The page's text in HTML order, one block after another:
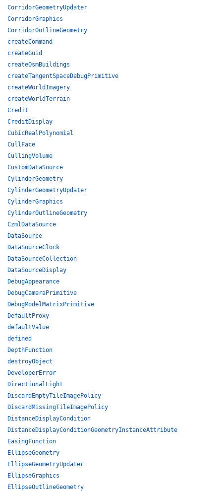
CorridorGeometryUpdater
CorridorGraphics
CorridorOutlineGeometry
createCommand
createGuid
createOsmBuildings
createTangentSpaceDebugPrimitive
createWorldImagery
createWorldTerrain
Credit
CreditDisplay
CubicRealPolynomial
CullFace
CullingVolume
CustomDataSource
CylinderGeometry
CylinderGeometryUpdater
CylinderGraphics
CylinderOutlineGeometry
CzmlDataSource
DataSource
DataSourceClock
DataSourceCollection
DataSourceDisplay
DebugAppearance
DebugCameraPrimitive
DebugModelMatrixPrimitive
DefaultProxy
defaultValue
defined
DepthFunction
destroyObject
DeveloperError
DirectionalLight
DiscardEmptyTileImagePolicy
DiscardMissingTileImagePolicy
DistanceDisplayCondition
DistanceDisplayConditionGeometryInstanceAttribute
EasingFunction
EllipseGeometry
EllipseGeometryUpdater
EllipseGraphics
EllipseOutlineGeometry